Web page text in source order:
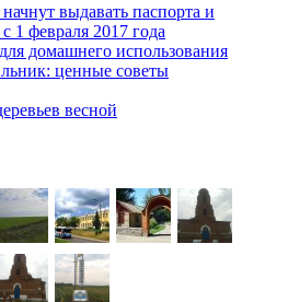
выдавать паспорта и
1 февраля 2017 года
домашнего использования
ценные советы
весной